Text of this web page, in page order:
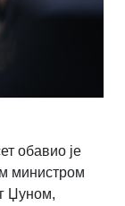
обавио је
министром
Џуном,